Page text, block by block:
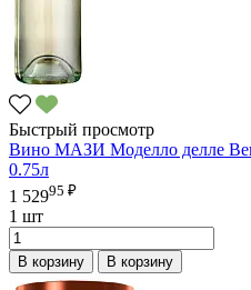
Быстрый просмотр
Вино МАЗИ Моделло делле
0.75л
1 52995 ₽
1 шт
В корзину В корзину